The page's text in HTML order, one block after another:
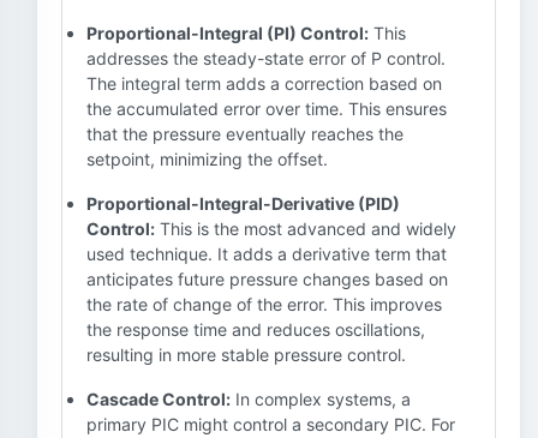
Proportional-Integral (PI) Control: This
addresses the steady-state error of P control.
The integral term adds a correction based on
the accumulated error over time. This ensures
that the pressure eventually reaches the
setpoint, minimizing the offset.
Proportional-Integral-Derivative (PID)
Control: This is the most advanced and widely
used technique. It adds a derivative term that
anticipates future pressure changes based on
the rate of change of the error. This improves
the response time and reduces oscillations,
resulting in more stable pressure control.
Cascade Control: In complex systems, a
primary PIC might control a secondary PIC. For